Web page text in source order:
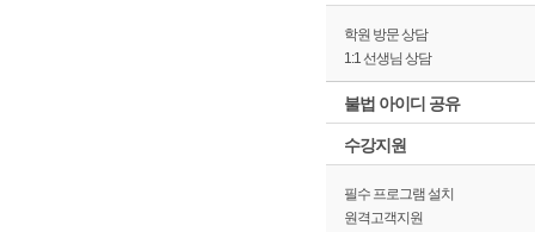
학원 방문 상담
1:1 선생님 상담
불법 아이디 공유
수강지원
필수 프로그램 설치
원격고객지원